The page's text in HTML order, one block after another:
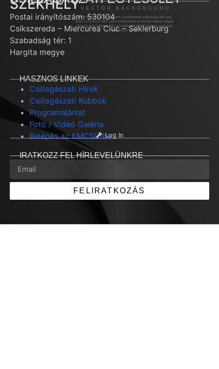
SZÉKHELY
Postai irányítószám: 530104
Csíkszereda – Miercurea Ciuc – Seklerburg
Szabadság tér: 1
Hargita megye
HASZNOS LINKEK
Csillagászati Hírek
Csillagászati Kubbok
Programajánlat
Fotó / Videó Galéria
Belépés az EMCSE-beLog In
IRATKOZZ FEL HÍRLEVELÜNKRE
FELIRATKOZÁS